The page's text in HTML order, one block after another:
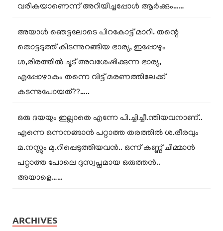
വരികയാണെന്ന് അറിയിച്ചപ്പോൾ ആർക്കും……
അയാൾ ഞെട്ടലോടെ പിറകോട്ട് മാറി. തന്റെ
തൊട്ടടുത്ത് കിടന്നുറങ്ങിയ ഭാര്യ, ഇപ്പോഴും
ശ,രീരത്തിൽ ചൂട് അവശേഷിക്കുന്ന ഭാര്യ,
എപ്പോഴാകും തന്നെ വിട്ട് മരണത്തിലേക്ക്
കടന്നുപോയത്??…..
ഒരു ദയയും ഇല്ലാതെ എന്നേ പി.ച്ചിച്ചീ.ന്തിയവനാണ്..
എന്നെ ഒന്നനങ്ങാൻ പറ്റാത്ത തരത്തിൽ ശ.രീരവും
മ.നസ്സും മു.റിപ്പെടുത്തിയവൻ.. ഒന്ന് കണ്ണ് ചിമ്മാൻ
പറ്റാത്ത പോലെ ദുസ്വപ്നമായ ഒരുത്തൻ..
അയാളെ……
ARCHIVES